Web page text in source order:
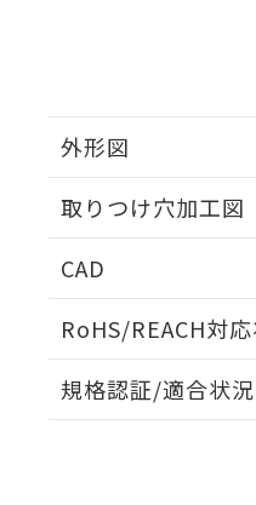
外形図
取りつけ穴加工図
CAD
RoHS/REACH対
EU RoHS 注意事項
規格認証/適合状況